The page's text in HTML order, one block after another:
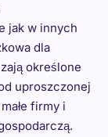
jak w innych
dla
określone
uproszczonej
firmy i